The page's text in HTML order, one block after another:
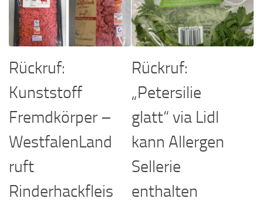
Rückruf:
Kunststoff
Fremdkörper –
WestfalenLand
ruft
Rinderhackfleis
Rückruf:
„Petersilie
glatt“ via Lidl
kann Allergen
Sellerie
enthalten